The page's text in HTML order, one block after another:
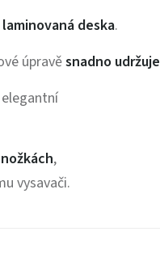
laminovaná deska.
úpravěsnadno udržuje
,
vysavači.